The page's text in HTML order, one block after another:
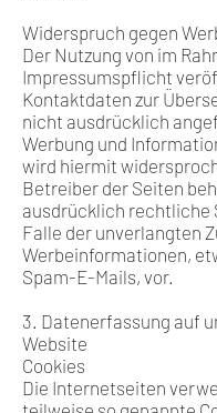
Widerspruch gegen
Der Nutzung von im
Impressumspflicht
Kontaktdaten zur
nicht ausdrücklich
Werbung und
wird hiermit
Betreiber der Seiten
ausdrücklich rechtliche
Falle der unverlangten
Werbeinformationen,
Spam-E-Mails, vor.
3. Datenerfassung auf
Website
Cookies
Die Internetseiten